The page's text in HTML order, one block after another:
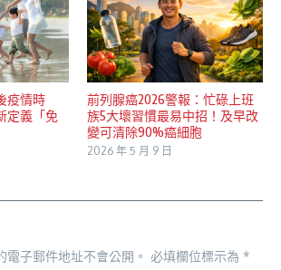
疫情時
定義「免
前列腺癌2026警報：忙碌上班
族5大壞習慣最易中招！及早改
變可清除90%癌細胞
2026 年 5 月 9 日
電子郵件地址不會公開。 必填欄位標示為 *